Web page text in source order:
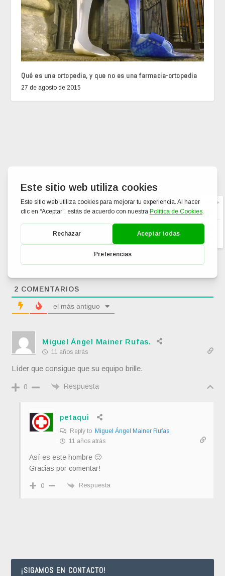
Qué es una ortopedia, y que no es una farmacia-ortopedia
27 de agosto de 2015
Este sitio usa Akismet para reducir el spam.
se procesan los datos de tus comentarios.
2 COMENTARIOS
el más antiguo
Miguel Ángel Mainer Rufas.
11 años atrás
Líder que consigue que su equipo brille.
0 Respuesta
petaqui
Reply to Miguel Ángel Mainer Rufas.
11 años atrás
Así es este hombre 🙂
Gracias por comentar!
0 Respuesta
¡SIGAMOS EN CONTACTO!